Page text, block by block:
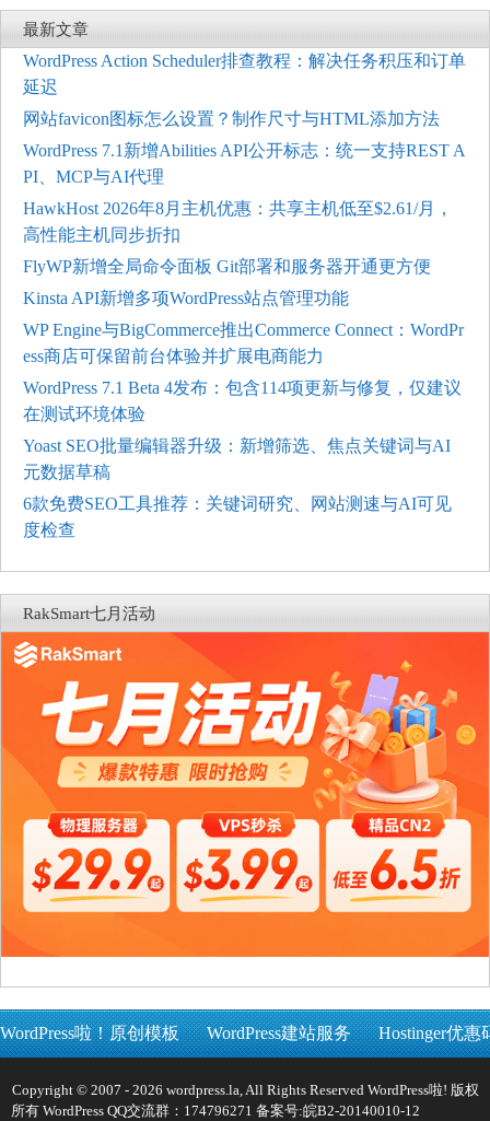
最新文章
WordPress Action Scheduler排查教程：解决任务积压和订单
延迟
网站favicon图标怎么设置？制作尺寸与HTML添加方法
WordPress 7.1新增Abilities API公开标志：统一支持REST A
PI、MCP与AI代理
HawkHost 2026年8月主机优惠：共享主机低至$2.61/月，
高性能主机同步折扣
FlyWP新增全局命令面板 Git部署和服务器开通更方便
Kinsta API新增多项WordPress站点管理功能
WP Engine与BigCommerce推出Commerce Connect：WordPr
ess商店可保留前台体验并扩展电商能力
WordPress 7.1 Beta 4发布：包含114项更新与修复，仅建议
在测试环境体验
Yoast SEO批量编辑器升级：新增筛选、焦点关键词与AI
元数据草稿
6款免费SEO工具推荐：关键词研究、网站测速与AI可见
度检查
RakSmart七月活动
WordPress啦！原创模板 WordPress建站服务 Hostinger优惠
Copyright © 2007 - 2026 wordpress.la, All Rights Reserved WordPress啦! 版权
所有 WordPress QQ交流群：174796271 备案号:皖B2-20140010-12